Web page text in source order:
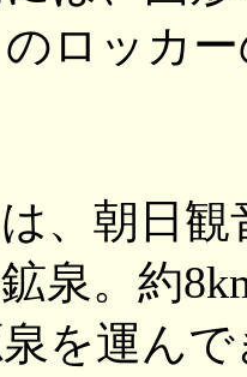
ロッカ
、朝日
泉。約
を運ん